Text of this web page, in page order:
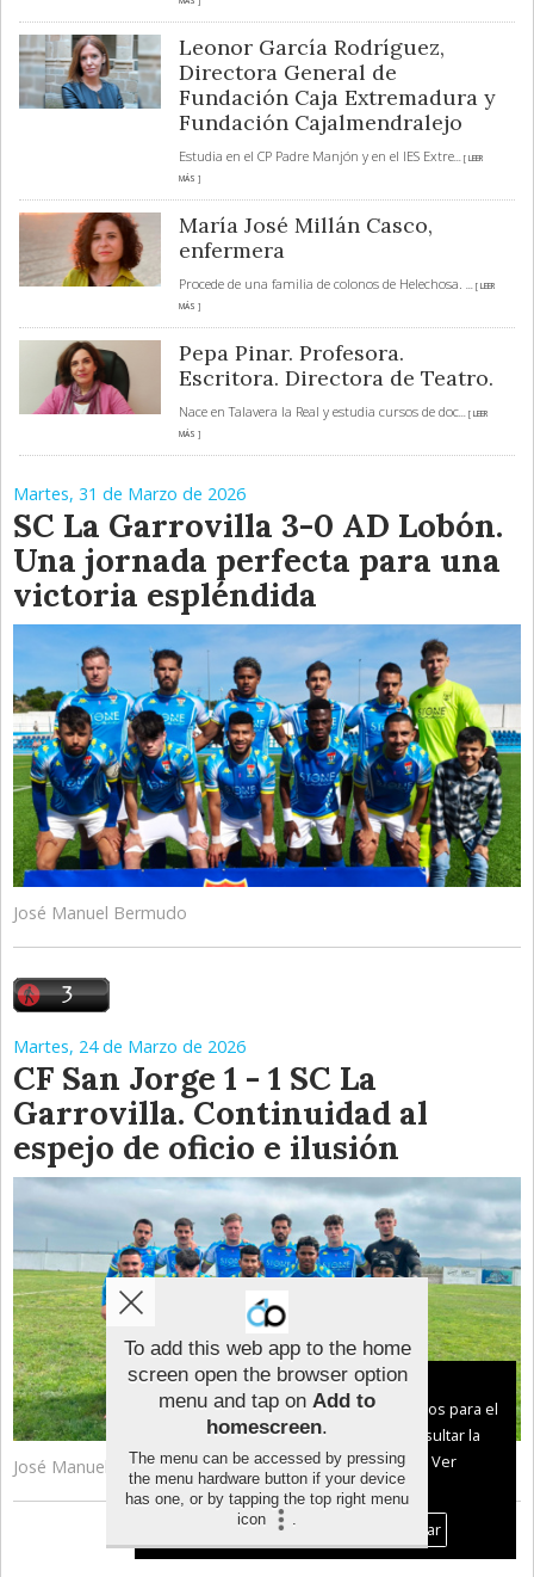
Leonor García Rodríguez,
Directora General de
Fundación Caja Extremadura y
Fundación Cajalmendralejo
Estudia en el CP Padre Manjón y en el IES Extre... [ LEER
MÁS ]
María José Millán Casco,
enfermera
Procede de una familia de colonos de Helechosa. ... [ LEER
MÁS ]
Pepa Pinar. Profesora.
Escritora. Directora de Teatro.
Nace en Talavera la Real y estudia cursos de doc... [ LEER
MÁS ]
Martes, 31 de Marzo de 2026
SC La Garrovilla 3-0 AD Lobón.
Una jornada perfecta para una
victoria espléndida
José Manuel Bermudo
Martes, 24 de Marzo de 2026
CF San Jorge 1 - 1 SC La
Garrovilla. Continuidad al
espejo de oficio e ilusión
José Manuel Bermudo
To add this web app to the home
screen open the browser option
menu and tap on Add to
homescreen.
The menu can be accessed by pressing
the menu hardware button if your device
has one, or by tapping the top right menu
icon
.
Aviso sobre el Uso de cookies:
Utilizamos cookies nuestras y de terceros para el
funcionamiento del digital. Puedes consultar la
lista de cookies y como desconectarlas.
Ver
nuestra Política de Privacidad y Cookies
Aceptar Cookies
Personalizar